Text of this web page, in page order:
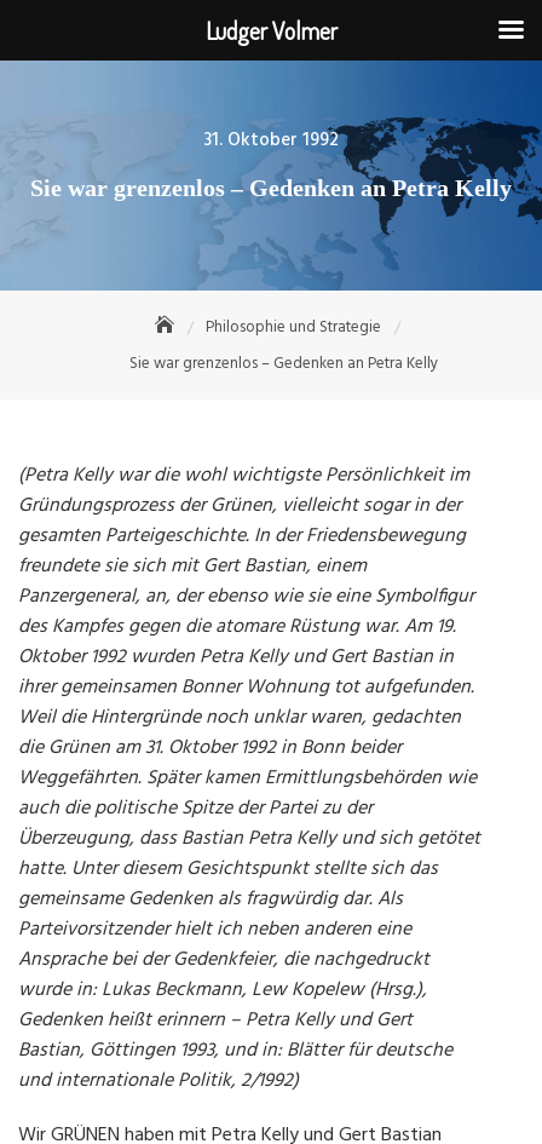
Posted
on
31. Oktober 1992
Sie war grenzenlos – Gedenken an Petra Kelly
Philosophie und Strategie
Sie war grenzenlos – Gedenken an Petra Kelly
(Petra Kelly war die wohl wichtigste Persönlichkeit im
Gründungsprozess der Grünen, vielleicht sogar in der
gesamten Parteigeschichte. In der Friedensbewegung
freundete sie sich mit Gert Bastian, einem
Panzergeneral, an, der ebenso wie sie eine Symbolfigur
des Kampfes gegen die atomare Rüstung war. Am 19.
Oktober 1992 wurden Petra Kelly und Gert Bastian in
ihrer gemeinsamen Bonner Wohnung tot aufgefunden.
Weil die Hintergründe noch unklar waren, gedachten
die Grünen am 31. Oktober 1992 in Bonn beider
Weggefährten. Später kamen Ermittlungsbehörden wie
auch die politische Spitze der Partei zu der
Überzeugung, dass Bastian Petra Kelly und sich getötet
hatte. Unter diesem Gesichtspunkt stellte sich das
gemeinsame Gedenken als fragwürdig dar. Als
Parteivorsitzender hielt ich neben anderen eine
Ansprache bei der Gedenkfeier, die nachgedruckt
wurde in: Lukas Beckmann, Lew Kopelew (Hrsg.),
Gedenken heißt erinnern – Petra Kelly und Gert
Bastian, Göttingen 1993, und in: Blätter für deutsche
und internationale Politik, 2/1992)
Wir GRÜNEN haben mit Petra Kelly und Gert Bastian
Ludger Volmer